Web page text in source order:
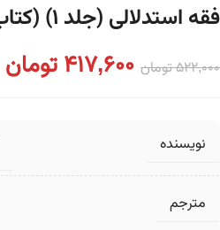
فقه استدلالی (جلد ۱) (کتاب طه)
522,000تومان 417,600تومان
نویسنده
مترجم